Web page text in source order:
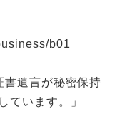
b01
遺言が秘密保持
ています。」